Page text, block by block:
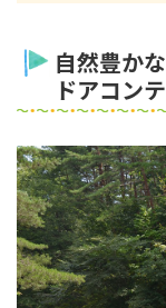
自然豊か
ドアコン